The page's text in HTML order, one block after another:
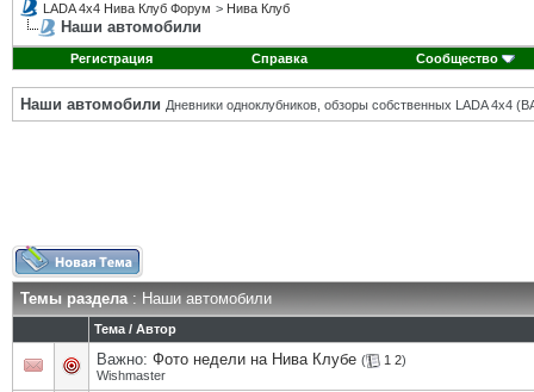
LADA 4x4 Нива Клуб Форум > Нива Клуб
Наши автомобили
Регистрация Справка Сообщество
Наши автомобили Дневники одноклубников, обзоры собственных LADA 4x4
Темы раздела: Наши автомобили
Тема / Автор
Важно: Фото недели на Нива Клубе ( 1 2)
Wishmaster